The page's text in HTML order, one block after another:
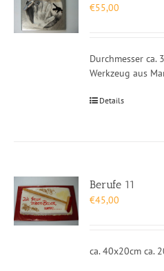
€55,00
Durchmesser ca.
Werkzeug aus
Details
Berufe 11
€45,00
ca. 40x20cm ca.